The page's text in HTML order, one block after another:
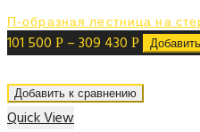
П-образная лестница на
101 500 Р –309 430 Р Добавить
Добавить к сравнению
Quick View